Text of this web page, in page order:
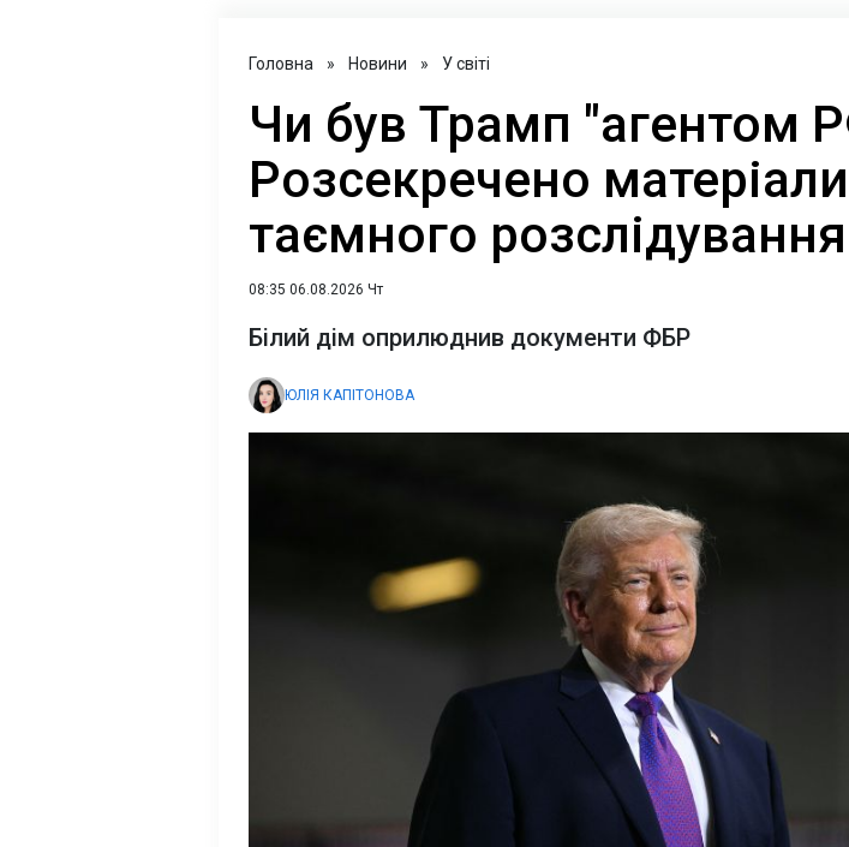
Головна » Новини » У світі
Чи був Трамп "агентом
Розсекречено матеріали
таємного розслідування
08:35 06.08.2026 Чт
Білий дім оприлюднив документи ФБР
ЮЛІЯ КАПІТОНОВА